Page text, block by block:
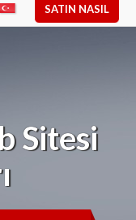
SATIN NASIL
Sitesi